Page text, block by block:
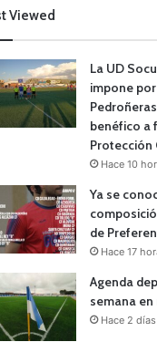
Viewed
La UD
impone
benéfico a
Protección
Hace 10
Ya se
de
Hace 17
Agenda
semana
Hace 2 días